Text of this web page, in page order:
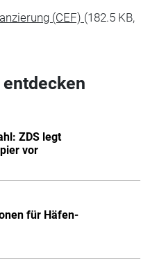
(CEF) (182.5 KB,
ZDS legt
vor
für Häfen-